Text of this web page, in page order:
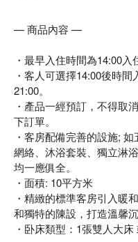
— 商品內容 —
・最早入住時間為14:00入
・客人可選擇14:00後時
21:00。
・產品一經預訂，不得取
下訂單。
・客房配備完善的設施;
網絡、沐浴套裝、獨立淋
均一應俱全。
・面積: 10平方米
・精緻的標準客房引入暖
和獨特的陳設，打造溫馨沉
・卧床類型：1張雙人大床